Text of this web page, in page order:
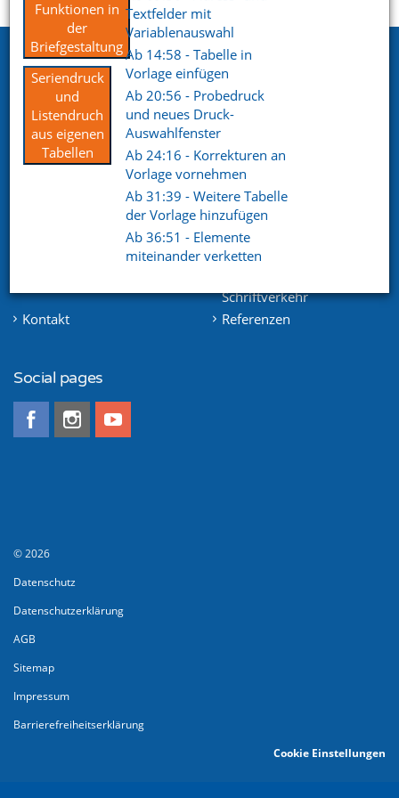
Funktionen in
der
Briefgestaltung
Seriendruck
und
Listendruch
aus eigenen
Tabellen
Textfelder mit
Variablenauswahl
Ab 14:58 - Tabelle in
Vorlage einfügen
Ab 20:56 - Probedruck
und neues Druck-
Auswahlfenster
Ab 24:16 - Korrekturen an
Vorlage vornehmen
Ab 31:39 - Weitere Tabelle
der Vorlage hinzufügen
Ab 36:51 - Elemente
miteinander verketten
Netxp GmbH
Öttinger Straße 11
84307 Eggenfelden
Telefon. +49 (0) 8721 / 50648-89
info@netxp-verein.de
Vereinsverwaltung
Mitgliederverwaltung
Schriftverkehr
Kontakt
Referenzen
Social pages
© 2026
Datenschutz
Datenschutzerklärung
AGB
Sitemap
Impressum
Barrierefreiheitserklärung
Cookie Einstellungen